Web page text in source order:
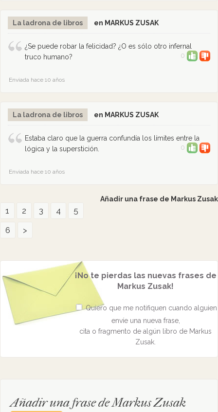
La ladrona de libros en MARKUS ZUSAK
¿Se puede robar la felicidad? ¿O es sólo otro infernal
truco humano?
0
Enviada hace 10 años
La ladrona de libros en MARKUS ZUSAK
Estaba claro que la guerra confundía los límites entre la
lógica y la superstición.
0
Enviada hace 10 años
Añadir una frase de Markus Zusak
1 2 3 4
5
6
>
¡No te pierdas las nuevas frases de
Markus Zusak!
Quiero que me notifiquen cuando alguien
envíe una nueva frase,
cita o fragmento de algún libro de Markus
Zusak.
Añadir una frase de Markus Zusak